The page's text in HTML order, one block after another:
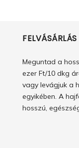
FELVÁSÁRLÁS
Meguntad a
ezer Ft/10 dkg
vagy levágjuk a
egyikében. A
hosszú,